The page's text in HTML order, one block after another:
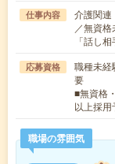
仕事内容
介護関連
／無資
「話し
応募資格
職種未経
要
■無資格
以上採
職場の雰囲気